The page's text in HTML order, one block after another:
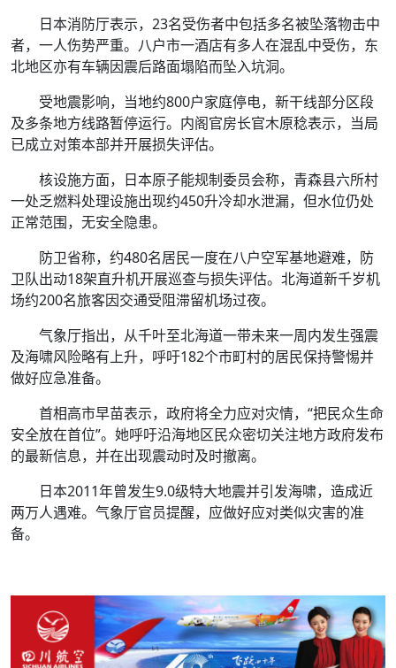
日本消防厅表示，23名受伤者中包括多名被坠落物击中
者，一人伤势严重。八户市一酒店有多人在混乱中受伤，东
北地区亦有车辆因震后路面塌陷而坠入坑洞。
受地震影响，当地约800户家庭停电，新干线部分区段
及多条地方线路暂停运行。内阁官房长官木原稔表示，当局
已成立对策本部并开展损失评估。
核设施方面，日本原子能规制委员会称，青森县六所村
一处乏燃料处理设施出现约450升冷却水泄漏，但水位仍处
正常范围，无安全隐患。
防卫省称，约480名居民一度在八户空军基地避难，防
卫队出动18架直升机开展巡查与损失评估。北海道新千岁机
场约200名旅客因交通受阻滞留机场过夜。
气象厅指出，从千叶至北海道一带未来一周内发生强震
及海啸风险略有上升，呼吁182个市町村的居民保持警惕并
做好应急准备。
首相高市早苗表示，政府将全力应对灾情，“把民众生命
安全放在首位”。她呼吁沿海地区民众密切关注地方政府发布
的最新信息，并在出现震动时及时撤离。
日本2011年曾发生9.0级特大地震并引发海啸，造成近
两万人遇难。气象厅官员提醒，应做好应对类似灾害的准
备。